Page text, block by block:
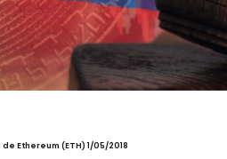
Ethereum (ETH) 1/05/2018